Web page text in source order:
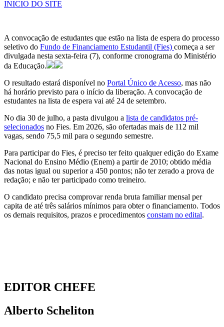
INICIO DO SITE
A convocação de estudantes que estão na lista de espera do processo
seletivo do Fundo de Financiamento Estudantil (Fies) começa a ser
divulgada nesta sexta-feira (7), conforme cronograma do Ministério
da Educação.
O resultado estará disponível no Portal Único de Acesso, mas não
há horário previsto para o início da liberação. A convocação de
estudantes na lista de espera vai até 24 de setembro.
No dia 30 de julho, a pasta divulgou a lista de candidatos pré-
selecionados no Fies. Em 2026, são ofertadas mais de 112 mil
vagas, sendo 75,5 mil para o segundo semestre.
Para participar do Fies, é preciso ter feito qualquer edição do Exame
Nacional do Ensino Médio (Enem) a partir de 2010; obtido média
das notas igual ou superior a 450 pontos; não ter zerado a prova de
redação; e não ter participado como treineiro.
O candidato precisa comprovar renda bruta familiar mensal per
capita de até três salários mínimos para obter o financiamento. Todos
os demais requisitos, prazos e procedimentos constam no edital.
EDITOR CHEFE
Alberto Scheliton